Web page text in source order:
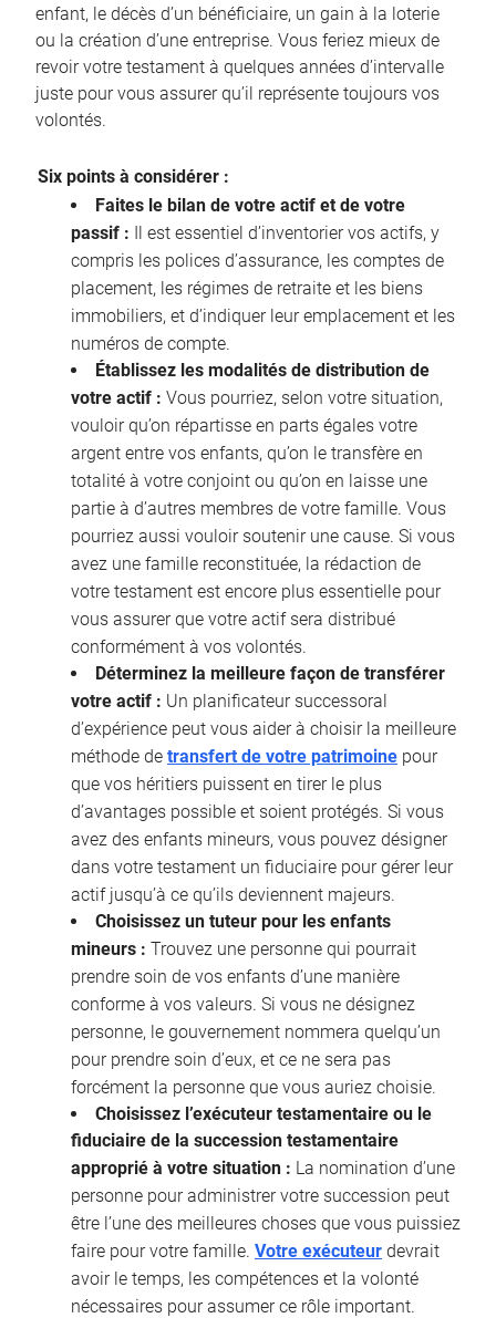
enfant, le décès d’un bénéficiaire, un gain à la loterie
ou la création d’une entreprise. Vous feriez mieux de
revoir votre testament à quelques années d’intervalle
juste pour vous assurer qu’il représente toujours vos
volontés.
Six points à considérer :
Faites le bilan de votre actif et de votre
passif : Il est essentiel d’inventorier vos actifs, y
compris les polices d’assurance, les comptes de
placement, les régimes de retraite et les biens
immobiliers, et d’indiquer leur emplacement et les
numéros de compte.
Établissez les modalités de distribution de
votre actif : Vous pourriez, selon votre situation,
vouloir qu’on répartisse en parts égales votre
argent entre vos enfants, qu’on le transfère en
totalité à votre conjoint ou qu’on en laisse une
partie à d’autres membres de votre famille. Vous
pourriez aussi vouloir soutenir une cause. Si vous
avez une famille reconstituée, la rédaction de
votre testament est encore plus essentielle pour
vous assurer que votre actif sera distribué
conformément à vos volontés.
Déterminez la meilleure façon de transférer
votre actif : Un planificateur successoral
d’expérience peut vous aider à choisir la meilleure
méthode de transfert de votre patrimoine pour
que vos héritiers puissent en tirer le plus
d’avantages possible et soient protégés. Si vous
avez des enfants mineurs, vous pouvez désigner
dans votre testament un fiduciaire pour gérer leur
actif jusqu’à ce qu’ils deviennent majeurs.
Choisissez un tuteur pour les enfants
mineurs : Trouvez une personne qui pourrait
prendre soin de vos enfants d’une manière
conforme à vos valeurs. Si vous ne désignez
personne, le gouvernement nommera quelqu’un
pour prendre soin d’eux, et ce ne sera pas
forcément la personne que vous auriez choisie.
Choisissez l’exécuteur testamentaire ou le
fiduciaire de la succession testamentaire
approprié à votre situation : La nomination d’une
personne pour administrer votre succession peut
être l’une des meilleures choses que vous puissiez
faire pour votre famille. Votre exécuteur devrait
avoir le temps, les compétences et la volonté
nécessaires pour assumer ce rôle important.